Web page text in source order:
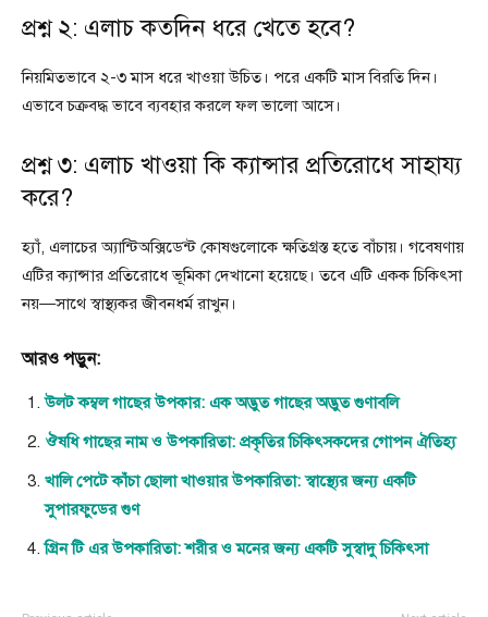
প্রশ্ন ২: এলাচ কতদিন ধরে খেতে হবে?
নিয়মিতভাবে ২-৩ মাস ধরে খাওয়া উচিত। পরে একটি মাস বিরতি দিন।
এভাবে চক্রবদ্ধ ভাবে ব্যবহার করলে ফল ভালো আসে।
প্রশ্ন ৩: এলাচ খাওয়া কি ক্যান্সার প্রতিরোধে সাহায্য
করে?
হ্যাঁ, এলাচের অ্যান্টিঅক্সিডেন্ট কোষগুলোকে ক্ষতিগ্রস্ত হতে বাঁচায়। গবেষণায়
এটির ক্যান্সার প্রতিরোধে ভূমিকা দেখানো হয়েছে। তবে এটি একক চিকিৎসা
নয়—সাথে স্বাস্থ্যকর জীবনধর্ম রাখুন।
আরও পড়ুন:
উলট কম্বল গাছের উপকার: এক অদ্ভুত গাছের অদ্ভুত গুণাবলি
ঔষধি গাছের নাম ও উপকারিতা: প্রকৃতির চিকিৎসকদের গোপন ঐতিহ্য
খালি পেটে কাঁচা ছোলা খাওয়ার উপকারিতা: স্বাস্থ্যের জন্য একটি
সুপারফুডের গুণ
গ্রিন টি এর উপকারিতা: শরীর ও মনের জন্য একটি সুস্বাদু চিকিৎসা